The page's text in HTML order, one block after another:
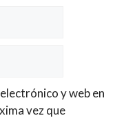
y web en
vez que